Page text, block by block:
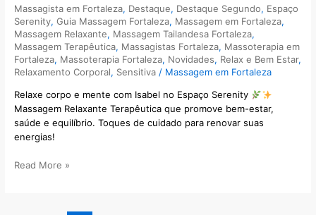
Massagista em Fortaleza, Destaque, Destaque Segundo, Espaço
Serenity,Guia Massagem Fortaleza, Massagem em Fortaleza,
Massagem Relaxante, Massagem Tailandesa Fortaleza,
Massagem Terapêutica, Massagistas Fortaleza, Massoterapia em
Fortaleza, Massoterapia Fortaleza, Novidades, Relax e Bem Estar,
Relaxamento Corporal, Sensitiva / Massagem em Fortaleza
Relaxe corpo e mente com Isabel no Espaço Serenity
Massagem Relaxante Terapêutica que promove bem-estar,
saúde e equilíbrio. Toques de cuidado para renovar suas
energias!
no
Espaço
Serenity
Fortaleza
Read More »